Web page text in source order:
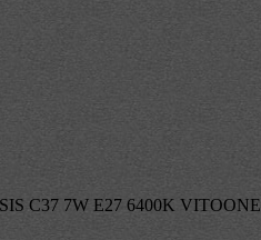
C37 7W E27 6400K VITOONE